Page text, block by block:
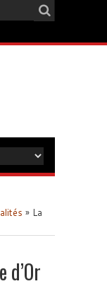
» La
d’Or